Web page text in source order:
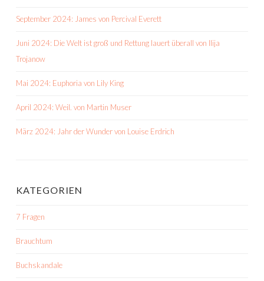
September 2024: James von Percival Everett
Juni 2024: Die Welt ist groß und Rettung lauert überall von Ilija
Trojanow
Mai 2024: Euphoria von Lily King
April 2024: Weil. von Martin Muser
März 2024: Jahr der Wunder von Louise Erdrich
KATEGORIEN
7 Fragen
Brauchtum
Buchskandale